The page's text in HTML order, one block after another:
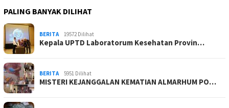
PALING BANYAK DILIHAT
BERITA 19572 Dilihat
Kepala UPTD Laboratorum Kesehatan Provin…
BERITA 5951 Dilihat
MISTERI KEJANGGALAN KEMATIAN ALMARHUM PO…